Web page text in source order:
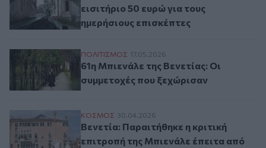
εισιτήριο 50 ευρώ για τους
ημερήσιους επισκέπτες
61η Μπιενάλε της Βενετίας: Οι
ΠΟΛΙΤΙΣΜΟΣ 17.05.2026
61η Μπιενάλε της Βενετίας: Οι
συμμετοχές που ξεχώρισαν
Βενετία: Παραιτήθηκε η κριτική
ΚΟΣΜΟΣ 30.04.2026
Βενετία: Παραιτήθηκε η κριτική
επιτροπή της Μπιενάλε έπειτα από